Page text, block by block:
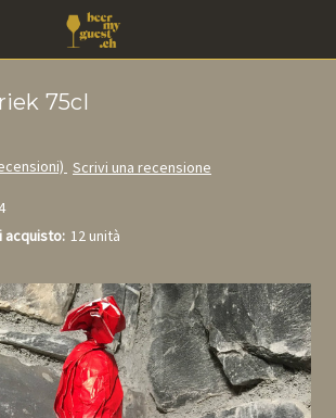
75cl
Scrivi una recensione
acquisto: 12 unità